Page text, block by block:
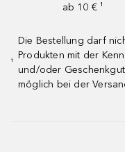
ab 10 € ¹
¹
Die Bestellung darf
Produkten mit der
und/oder
möglich bei der